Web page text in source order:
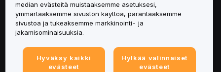
Tuki
Tuotteet
Lakiasiat
median evästeitä muistaaksemme asetuksesi,
ymmärtääksemme sivuston käyttöä, parantaaksemme
sivustoa ja tukeaksemme markkinointi- ja
jakamisominaisuuksia.
Hyväksy kaikki
evästeet
Hylkää valinnaiset
evästeet